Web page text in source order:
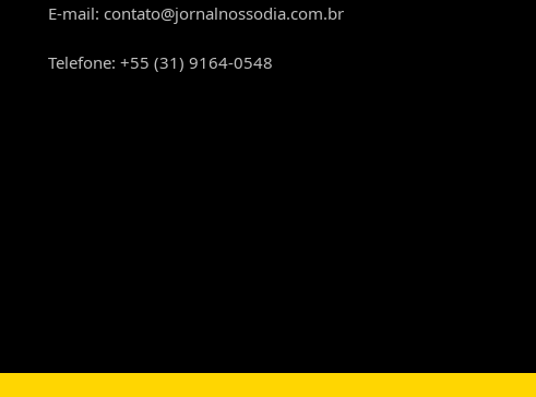
E-mail: contato@jornalnossodia.com.br
Telefone: +55 (31) 9164-0548